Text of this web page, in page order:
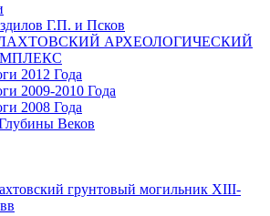
Г.П. и Псков
АРХЕОЛОГИЧЕСКИЙ
2012 Года
2009-2010 Года
2008 Года
Веков
грунтовый могильник XIII-